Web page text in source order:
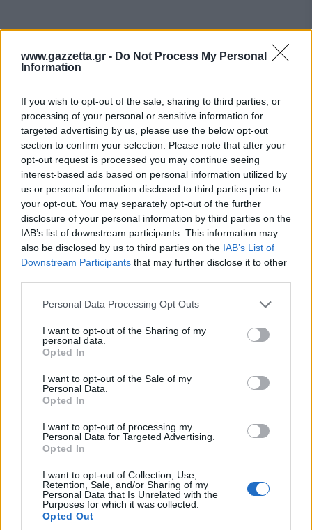
www.gazzetta.gr - Do Not Process My Personal
Information
If you wish to opt-out of the sale, sharing to third parties, or
processing of your personal or sensitive information for
targeted advertising by us, please use the below opt-out
section to confirm your selection. Please note that after your
opt-out request is processed you may continue seeing
interest-based ads based on personal information utilized by
us or personal information disclosed to third parties prior to
your opt-out. You may separately opt-out of the further
disclosure of your personal information by third parties on the
IAB’s list of downstream participants. This information may
also be disclosed by us to third parties on the IAB’s List of
Downstream Participants that may further disclose it to other
Please note that this website/app uses one or more Google
not limited to your visit or usage behaviour. You may click to
grant or deny consent to Google and its third-party tags to
use your data for below specified purposes in below Google
consent section.
Personal Data Processing Opt Outs
I want to opt-out of the Sharing of my
personal data.
Opted In
I want to opt-out of the Sale of my
Personal Data.
Opted In
I want to opt-out of processing my
Personal Data for Targeted Advertising.
Opted In
I want to opt-out of Collection, Use,
Retention, Sale, and/or Sharing of my
Personal Data that Is Unrelated with the
Purposes for which it was collected.
Opted Out
Σαν σήμερα το 1981, οΆρι Βάτανεν
το Ράλλυ Ακρόπολις για δεύτερη συνεχόμενη
χρονιά και σημείωσε τη δεύτερη νίκη του στο